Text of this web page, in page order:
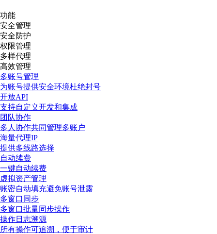
功能
安全管理
安全防护
权限管理
多样代理
高效管理
多账号管理
为账号提供安全环境杜绝封号
开放API
支持自定义开发和集成
团队协作
多人协作共同管理多账户
海量代理IP
提供多线路选择
自动续费
一键自动续费
虚拟资产管理
账密自动填充避免账号泄露
多窗口同步
多窗口批量同步操作
操作日志溯源
所有操作可追溯，便于审计